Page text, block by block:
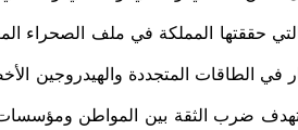
حققتها المملكة في ملف الصحراء
في الطاقات المتجددة والهيدروجين
ضرب الثقة بين المواطن